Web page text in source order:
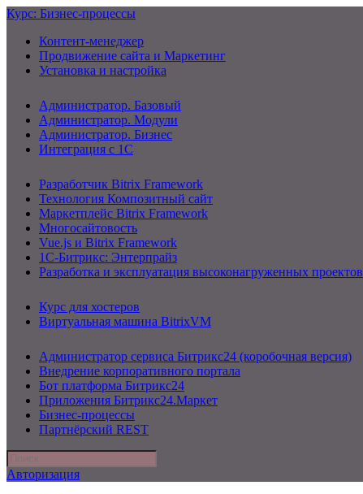
Курс: Бизнес-процессы
Контент-менеджер
Продвижение сайта и Маркетинг
Установка и настройка
Администратор. Базовый
Администратор. Модули
Администратор. Бизнес
Интеграция с 1С
Разработчик Bitrix Framework
Технология Композитный сайт
Маркетплейс Bitrix Framework
Многосайтовость
Vue.js и Bitrix Framework
1С-Битрикс: Энтерпрайз
Разработка и эксплуатация высоконагруженных проектов
Курс для хостеров
Виртуальная машина BitrixVM
Администратор сервиса Битрикс24 (коробочная версия)
Внедрение корпоративного портала
Бот платформа Битрикс24
Приложения Битрикс24.Маркет
Бизнес-процессы
Партнёрский REST
Авторизация